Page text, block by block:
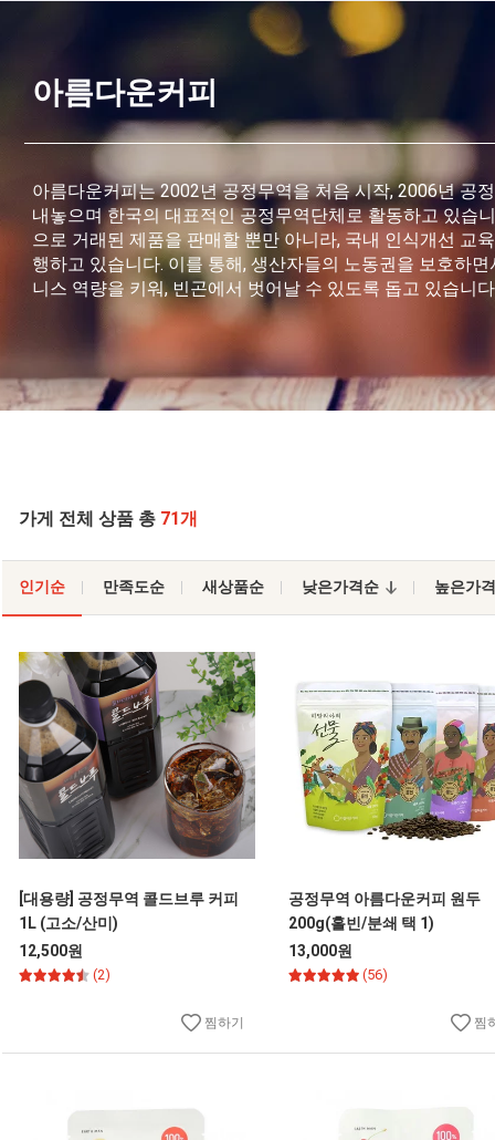
아름다운커피
아름다운커피는 2002년 공정무역을 처음 시작, 2006년 공
내놓으며 한국의 대표적인 공정무역단체로 활동하고 있습
으로 거래된 제품을 판매할 뿐만 아니라, 국내 인식개선 교
행하고 있습니다. 이를 통해, 생산자들의 노동권을 보호하
니스 역량을 키워, 빈곤에서 벗어날 수 있도록 돕고 있습니
가게 전체 상품 총 71개
인기순 만족도순 새상품순 낮은가격순 높은가
[대용량] 공정무역 콜드브루 커피
1L (고소/산미)
12,500원
(2)
찜하기
공정무역 아름다운커피 원두
200g(홀빈/분쇄 택 1)
13,000원
(56)
찜